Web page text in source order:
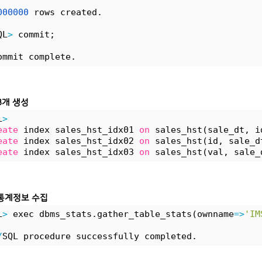
rows created.
> commit;
complete.
생성
>
index sales_hst_idx01 on sales_hst(sale_dt,
index sales_hst_idx02 on sales_hst(id,
index sales_hst_idx03 on sales_hst(val,
계정보 수집
> exec dbms_stats.gather_table_stats(ownname=>
SQL procedure successfully completed.